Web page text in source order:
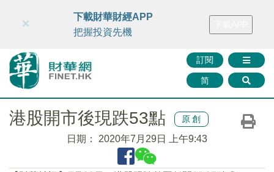
財華智庫網 FINTV FINMETA 財華證券 媒體矩陣
訂閱
简
×
下載財華財經APP
把握投資先機
港股開市後現跌53點 原創
日期： 2020年7月29日 上午9:43